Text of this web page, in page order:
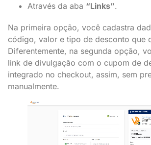
Através da aba “Links”.
Na primeira opção, você cadastra
código, valor e tipo de desconto que
Diferentemente, na segunda opção,
link de divulgação com o cupom de
integrado no checkout, assim, sem
manualmente.